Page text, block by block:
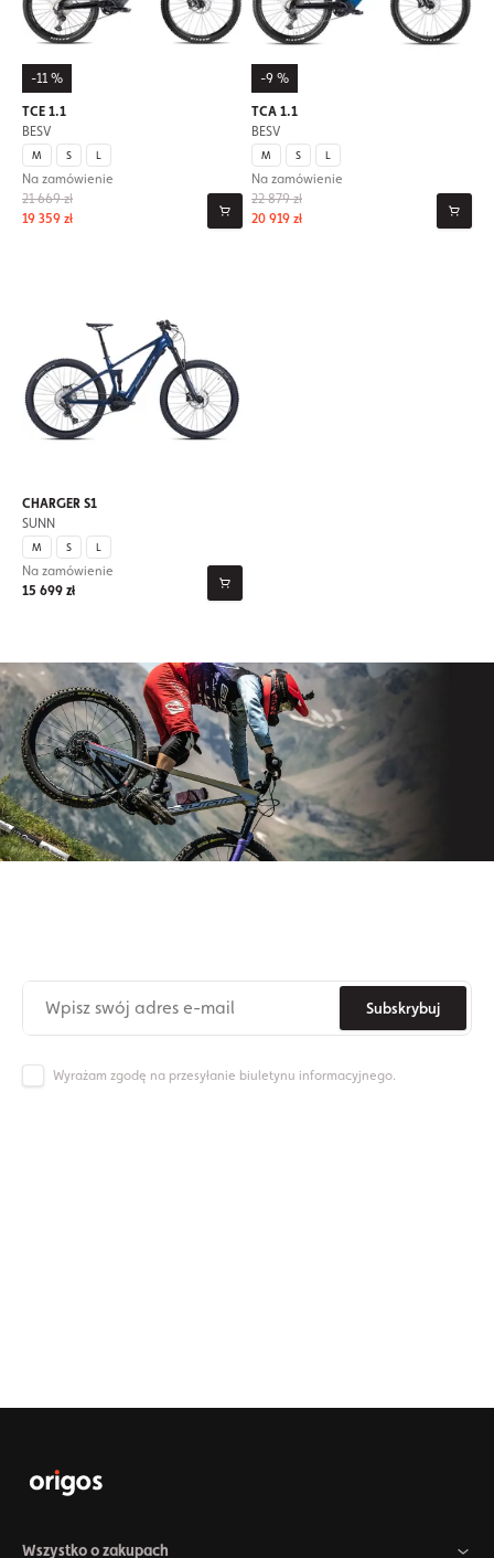
-11 %
TCE 1.1
BESV
M S L
21 669 zł
19 359 zł
Na zamówienie
-9 %
TCA 1.1
BESV
M S L
22 879 zł
20 919 zł
Na zamówienie
CHARGER S1
SUNN
M S L
15 699 zł
Na zamówienie
Subskrybuj
Wyrażam zgodę na przesyłanie biuletynu informacyjnego.
Wszystko o zakupach